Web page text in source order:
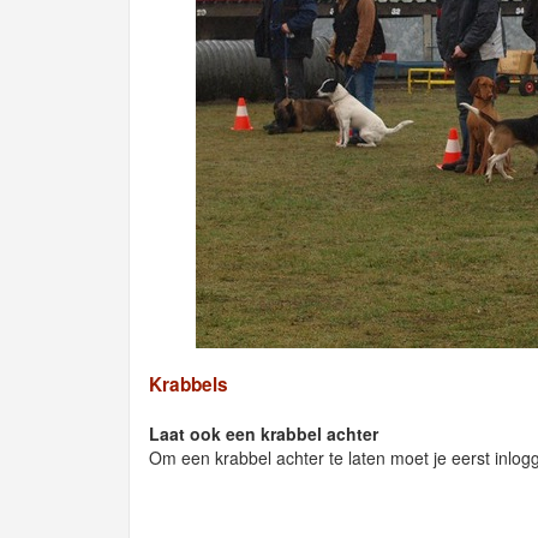
Krabbels
Laat ook een krabbel achter
Om een krabbel achter te laten moet je eerst